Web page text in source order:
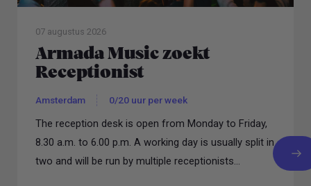
07 augustus 2026
Armada Music zoekt
Receptionist
Amsterdam 0/20 uur per week
The reception desk is open from Monday to Friday,
8.30 a.m. to 6.00 p.m. A working day is usually split in
two and will be run by multiple receptionists...